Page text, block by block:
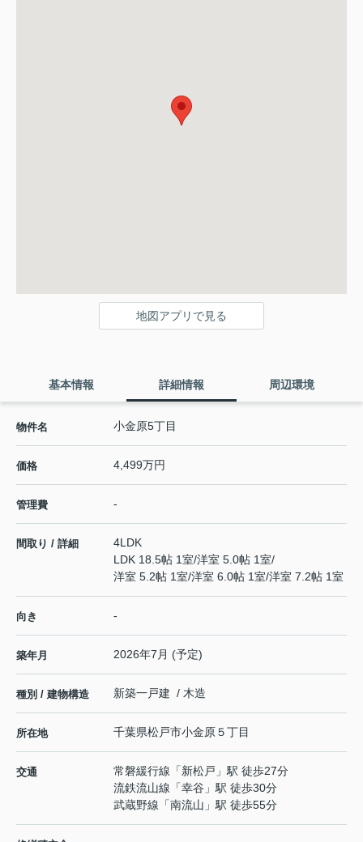
地図アプリで見る
基本情報 詳細情報 周辺環境
物件名 小金原5丁目
価格 4,499万円
管理費 -
間取り / 詳細
4LDK
LDK 18.5帖 1室/洋室 5.0帖 1室/
洋室 5.2帖 1室/洋室 6.0帖 1室/洋室 7.2帖 1室
向き -
築年月 2026年7月 (予定)
種別 / 建物構造 新築一戸建 / 木造
所在地 千葉県松戸市小金原５丁目
交通 常磐緩行線 「新松戸 」駅 徒歩27分
流鉄流山線 「幸谷 」駅 徒歩30分
武蔵野線 「南流山 」駅 徒歩55分